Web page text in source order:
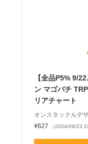
【全品P5% 9/
ン マゴバチ
リアチャート
オンスタックルデ
¥627
（2024/09/23